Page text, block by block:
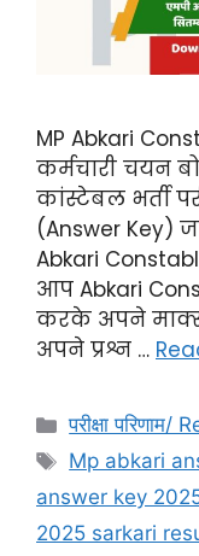
MP Abkari
कर्मचारी चयन
कांस्टेबल भर्ती
(Answer Key)
Abkari
आप Abkari
करके अपने
अपने प्रश्न …
परीक्षा परिणाम/
Mp abkari
answer key
2025 sarkari